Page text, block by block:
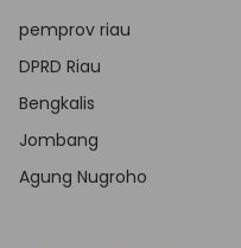
pemprov riau
DPRD Riau
Bengkalis
Jombang
Agung Nugroho